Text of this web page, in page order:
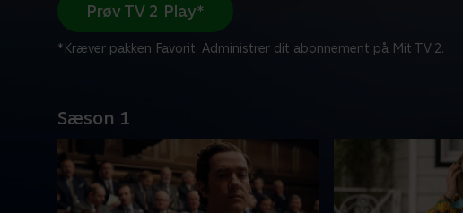
Prøv TV 2 Play*
*Kræver pakken Favorit. Administrer dit abonnement på Mit TV 2.
Sæson 1